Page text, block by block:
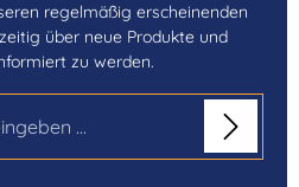
regelmäßig erscheinenden
über neue Produkte und
zu werden.